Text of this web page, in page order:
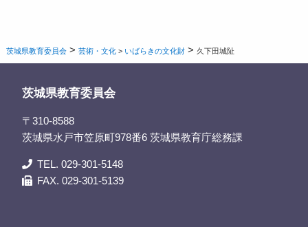
茨城県教育委員会 >芸術・文化 > いばらきの文化財 >久下田城阯
茨城県教育委員会
〒310-8588
茨城県水戸市笠原町978番6 茨城県教育庁総務課
TEL. 029-301-5148
FAX. 029-301-5139